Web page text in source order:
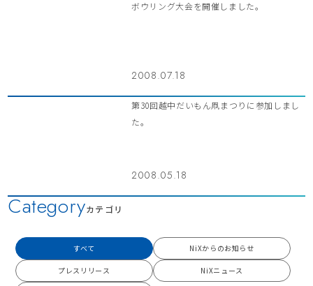
ボウリング大会を開催しました。
2008.07.18
第30回越中だいもん凧まつりに参加しまし
た。
2008.05.18
Categoryカテゴリ
すべて NiXからのお知らせ
プレスリリース NiXニュース